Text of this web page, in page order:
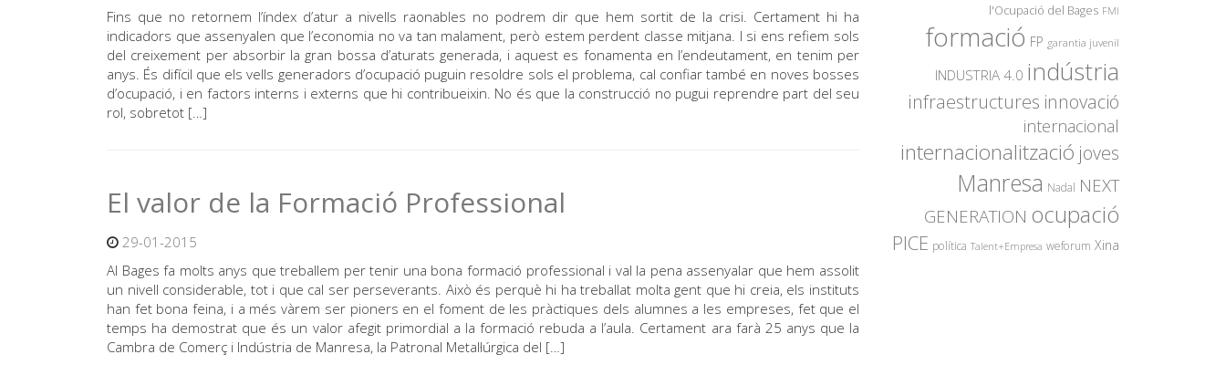
Fins que no retornem l’índex d’atur a nivells raonables no podrem dir que hem sortit de la crisi. Certament hi ha
indicadors que assenyalen que l’economia no va tan malament, però estem perdent classe mitjana. I si ens refiem sols
del creixement per absorbir la gran bossa d’aturats generada, i aquest es fonamenta en l’endeutament, en tenim per
anys. És difícil que els vells generadors d’ocupació puguin resoldre sols el problema, cal confiar també en noves bosses
d’ocupació, i en factors interns i externs que hi contribueixin. No és que la construcció no pugui reprendre part del seu
rol, sobretot […]
El valor de la Formació Professional
29-01-2015
Al Bages fa molts anys que treballem per tenir una bona formació professional i val la pena assenyalar que hem assolit
un nivell considerable, tot i que cal ser perseverants. Això és perquè hi ha treballat molta gent que hi creia, els instituts
han fet bona feina, i a més vàrem ser pioners en el foment de les pràctiques dels alumnes a les empreses, fet que el
temps ha demostrat que és un valor afegit primordial a la formació rebuda a l’aula. Certament ara farà 25 anys que la
Cambra de Comerç i Indústria de Manresa, la Patronal Metal·lúrgica del […]
l'Ocupació del Bages FMI
formació FP garantia juvenil
INDUSTRIA 4.0 indústria
infraestructures innovació
internacional
internacionalització joves
Manresa Nadal NEXT
GENERATION ocupació
PICE política Talent+Empresa weforum Xina